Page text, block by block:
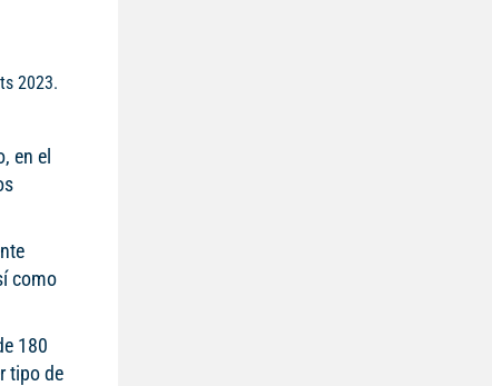
2023.
en el
como
180
tipo de